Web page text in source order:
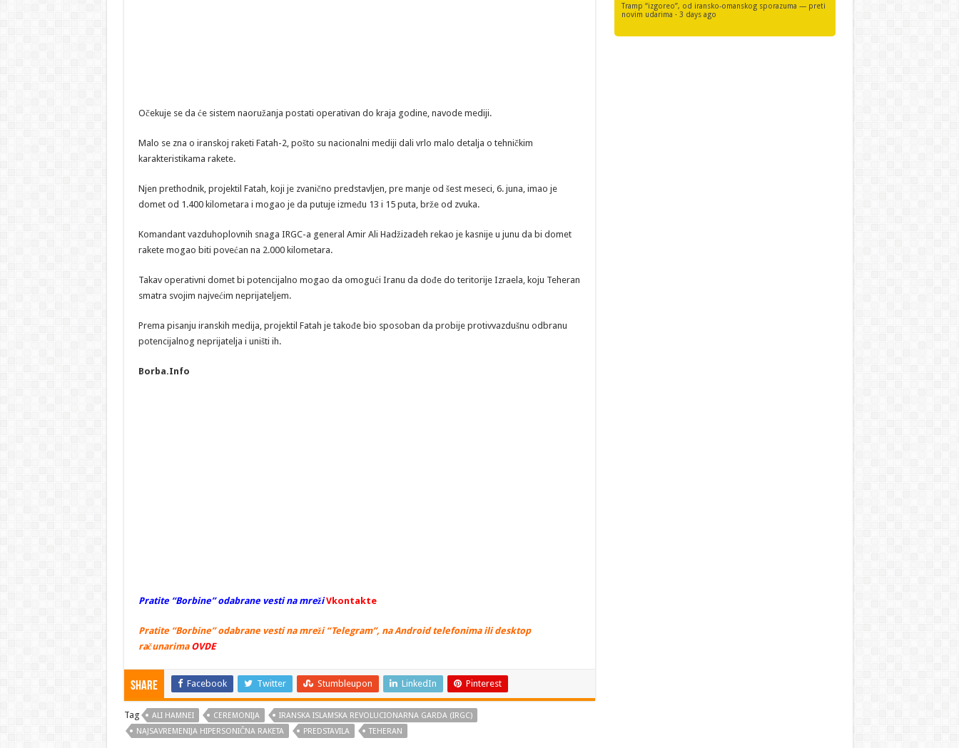
Očekuje se da će sistem naoružanja postati operativan do kraja godine, navode mediji.
Malo se zna o iranskoj raketi Fatah-2, pošto su nacionalni mediji dali vrlo malo detalja o tehničkim
karakteristikama rakete.
Njen prethodnik, projektil Fatah, koji je zvanično predstavljen, pre manje od šest meseci, 6. juna, imao je
domet od 1.400 kilometara i mogao je da putuje između 13 i 15 puta, brže od zvuka.
Komandant vazduhoplovnih snaga IRGC-a general Amir Ali Hadžizadeh rekao je kasnije u junu da bi domet
rakete mogao biti povećan na 2.000 kilometara.
Takav operativni domet bi potencijalno mogao da omogući Iranu da dođe do teritorije Izraela, koju Teheran
smatra svojim najvećim neprijateljem.
Prema pisanju iranskih medija, projektil Fatah je takođe bio sposoban da probije protivvazdušnu odbranu
potencijalnog neprijatelja i uništi ih.
Borba.Info
Pratite “Borbine” odabrane vesti na mreži Vkontakte
Pratite “Borbine” odabrane vesti na mreži “Telegram”, na Android telefonima ili desktop
računarima OVDE
Share Facebook Twitter Stumbleupon LinkedIn Pinterest
Tag ALI HAMNEI CEREMONIJA
IRANSKA ISLAMSKA REVOLUCIONARNA GARDA (IRGC)
NAJSAVREMENIJA HIPERSONIČNA RAKETA
PREDSTAVILA TEHERAN
Tramp “izgoreo”, od iransko-omanskog sporazuma — preti
novim udarima · 3 days ago